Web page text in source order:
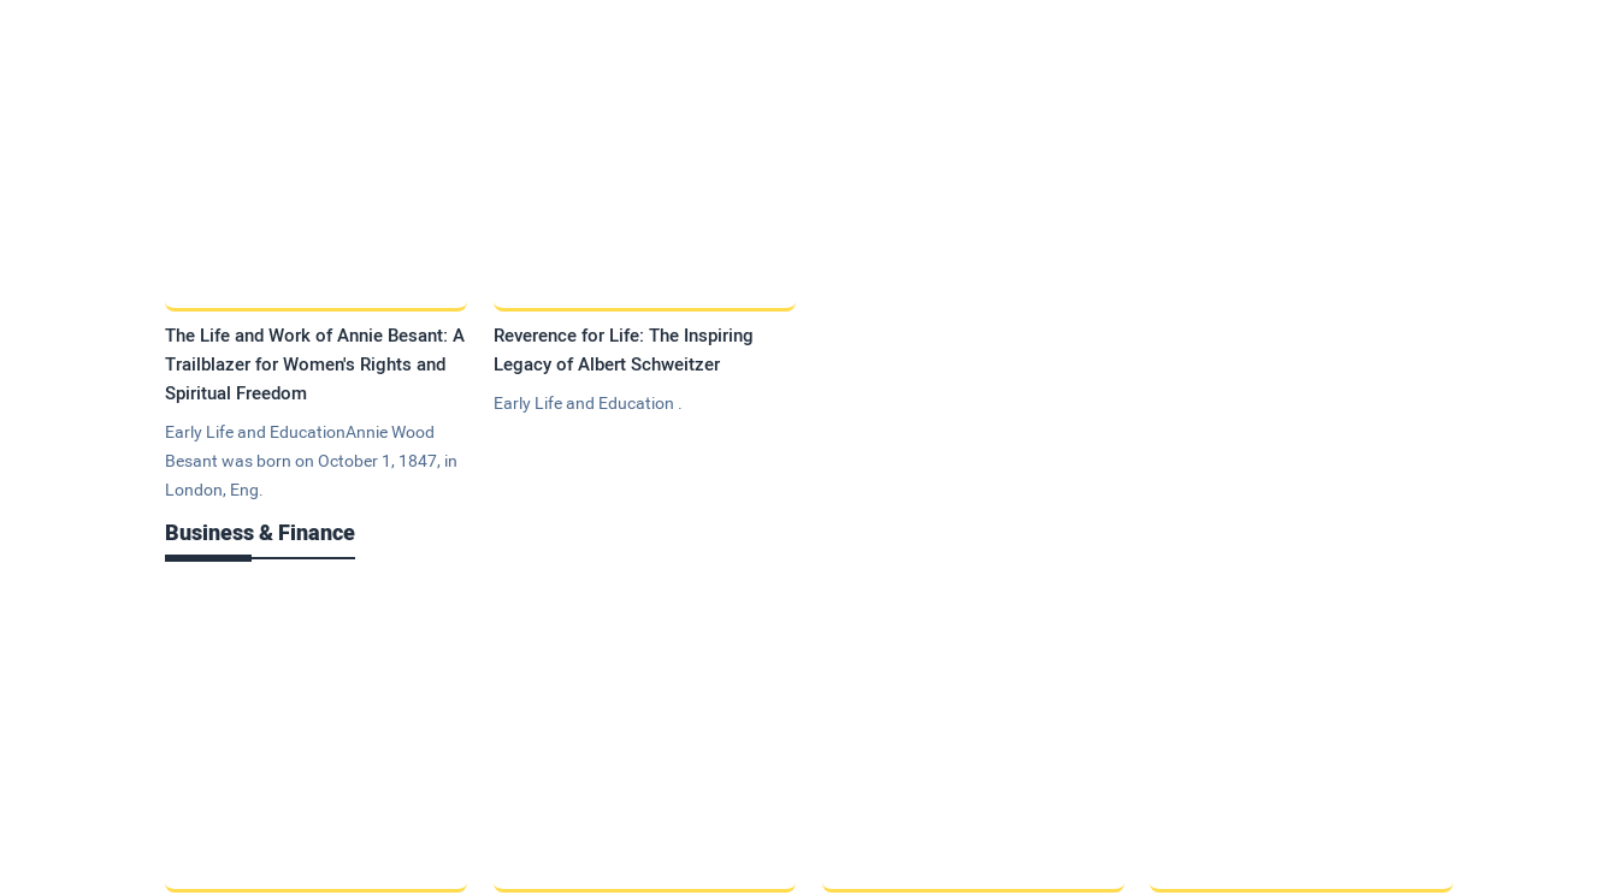
The Life and Work of Annie Besant: A
Trailblazer for Women's Rights and
Spiritual Freedom
Early Life and EducationAnnie Wood
Besant was born on October 1, 1847, in
London, Eng.
Reverence for Life: The Inspiring
Legacy of Albert Schweitzer
Early Life and Education .
Business & Finance